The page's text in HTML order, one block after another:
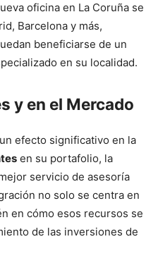
oficina en La Coruña se
Barcelona y más,
beneficiarse de un
en su localidad.
y en el Mercado
efecto significativo en la
en su portafolio, la
servicio de asesoría
no solo se centra en
en cómo esos recursos se
de las inversiones de